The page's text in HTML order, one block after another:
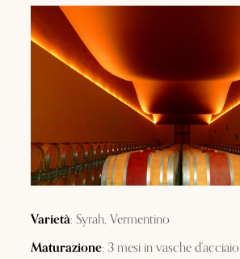
Varietà: Syrah, Vermentino
Maturazione: 3 mesi in vasche d’acciaio